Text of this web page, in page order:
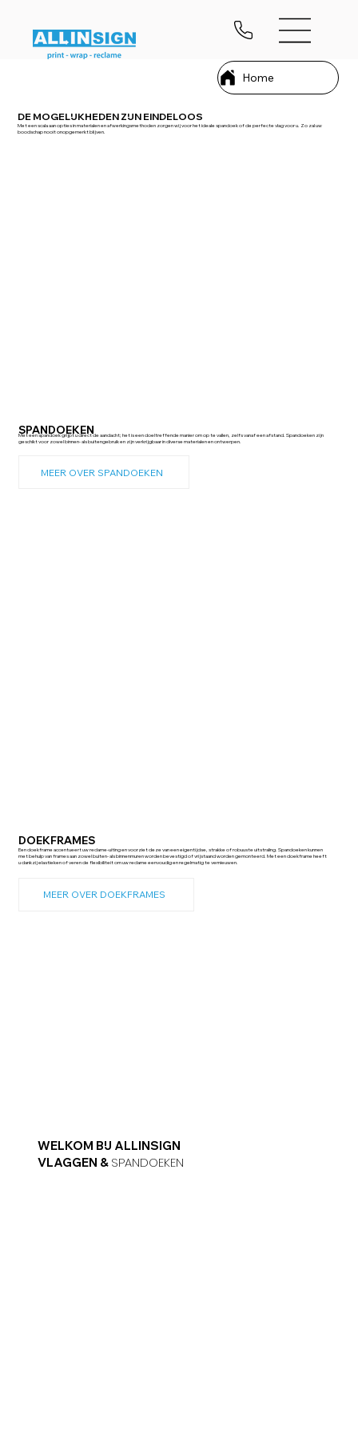
WELKOM BIJ ALLINSIGN
VLAGGEN & SPANDOEKEN
Home
DE MOGELIJKHEDEN ZIJN EINDELOOS
Met een scala aan opties in materialen en afwerkingsmethoden zorgen wij voor het ideale spandoek of de perfecte vlag voor u. Zo zal uw
boodschap nooit onopgemerkt blijven.
Een doekframe accentueert uw reclame-uiting en voorziet deze van een eigentijdse, strakke of robuuste uitstraling. Spandoeken kunnen
met behulp van frames aan zowel buiten- als binnenmuren worden bevestigd of vrijstaand worden gemonteerd. Met een doekframe heeft
u dankzij elastieken of veren de flexibiliteit om uw reclame eenvoudig en regelmatig te vernieuwen.
DOEKFRAMES
MEER OVER DOEKFRAMES
SPANDOEKEN
Met een spandoek grijpt u direct de aandacht; het is een doeltreffende manier om op te vallen, zelfs vanaf een afstand. Spandoeken zijn
geschikt voor zowel binnen- als buitengebruik en zijn verkrijgbaar in diverse materialen en ontwerpen.
MEER OVER SPANDOEKEN